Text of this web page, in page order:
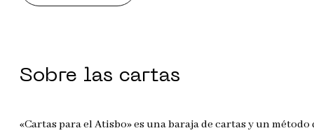
Sobre las cartas
«Cartas para el Atisbo» es una baraja de cartas y un